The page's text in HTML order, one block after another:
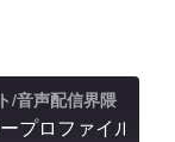
/音声配信界隈